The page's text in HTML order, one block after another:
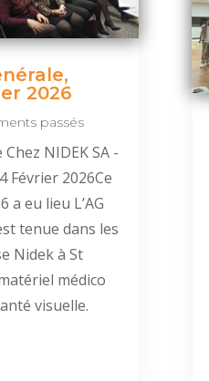
2026
passés
NIDEK SA -
Février 2026Ce
a eu lieu L’AG
tenue dans les
Nidek à St
médico
visuelle.